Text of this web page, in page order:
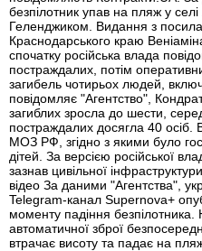
безпілотник упав на пляж у селі
Геленджиком. Видання з
Краснодарського краю
спочатку російська влада
постраждалих, потім
загибель чотирьох людей,
повідомляє "Агентство",
загиблих зросла до шести, серед
постраждалих досягла 40 осіб.
МОЗ РФ, згідно з якими було
дітей. За версією російської
зазнав цивільної
відео За даними "Агентства",
Telegram-канал Supernova+
моменту падіння
автоматичної зброї
втрачає висоту та падає на